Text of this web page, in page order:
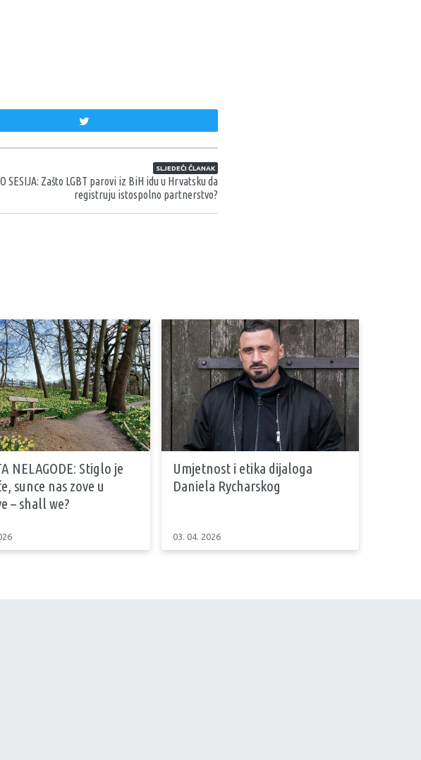
SLJEDEĆI ČLANAK
SESIJA: Zašto LGBT parovi iz BiH idu u Hrvatsku da
registruju istospolno partnerstvo?
NELAGODE: Stiglo je
sunce nas zove u
– shall we?
Umjetnost i etika dijaloga
Daniela Rycharskog
03. 04. 2026